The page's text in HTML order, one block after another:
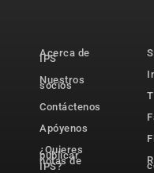
Acerca de
IPS
Nuestros
socios
Contáctenos
Apóyenos
¿Quieres
publicar
notas de
IPS?